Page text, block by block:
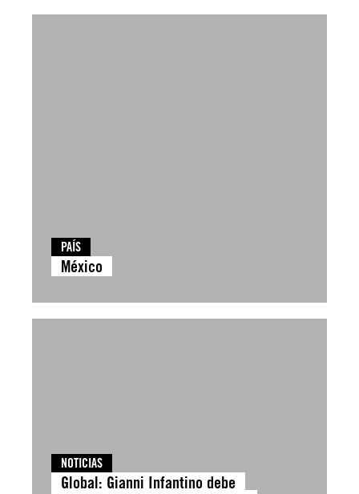
PAÍS
México
NOTICIAS
Global: Gianni Infantino debe